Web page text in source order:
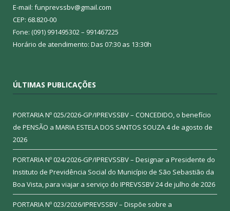
E-mail: funprevssbv@gmail.com
CEP: 68.820-00
Fone: (091) 991495302 – 991467225
Horário de atendimento: Das 07:30 as 13:30h
ÚLTIMAS PUBLICAÇÕES
PORTARIA Nº 025/2026-GP/IPREVSSBV – CONCEDIDO, o benefício
de PENSÃO a MARIA ESTELA DOS SANTOS SOUZA4 de agosto de
2026
PORTARIA Nº 024/2026-GP/IPREVSSBV – Designar a Presidente do
Instituto de Previdência Social do Município de São Sebastião da
Boa Vista, para viajar a serviço do IPREVSSBV24 de julho de 2026
PORTARIA Nº 023/2026/IPREVSSBV – Dispõe sobre a